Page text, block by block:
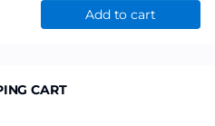
Add to cart
CART